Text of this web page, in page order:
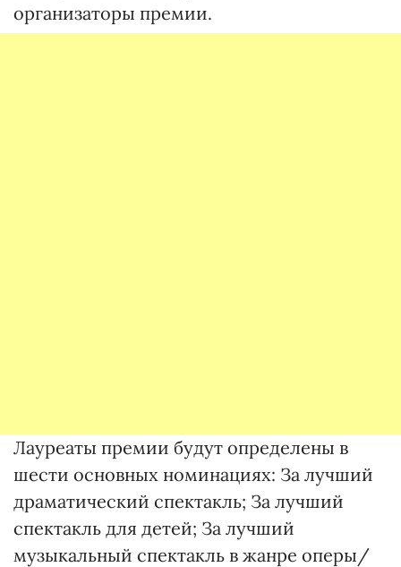
организаторы премии.
Лауреаты премии будут определены в
шести основных номинациях: За лучший
драматический спектакль; За лучший
спектакль для детей; За лучший
музыкальный спектакль в жанре оперы/